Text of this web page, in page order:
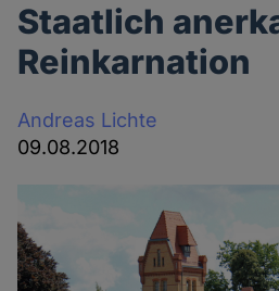
Staatlich
Reinkarnation
Andreas Lichte
09.08.2018